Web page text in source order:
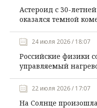
Астероид с 30-
оказался темной
24 июля 2026 / 18:07
Российские физики
управляемый
22 июля 2026 / 17:07
На Солнце